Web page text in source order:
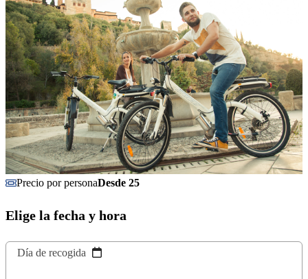
Precio por personaDesde 25
Elige la fecha y hora
Día de recogida